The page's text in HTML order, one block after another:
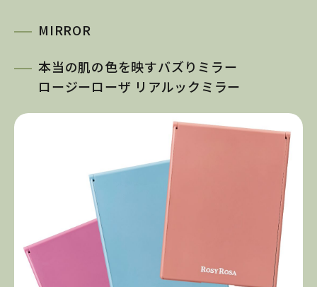
MIRROR
本当の肌の色を映すバズりミラー
ロージーローザ リアルックミラー